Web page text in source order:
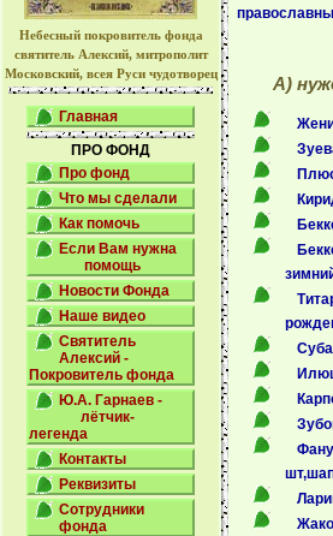
Небесный покровитель фонда
святитель Алексий, митрополит
Московский, всея Руси чудотворец
Главная
ПРО ФОНД
Про фонд
Что мы сделали
Как помочь
Если Вам нужна
помощь
Новости Фонда
Наше видео
Святитель
Алексий -
Покровитель фонда
Ю.А. Гарнаев -
лётчик-
легенда
Контакты
Реквизиты
Сотрудники
фонда
А)